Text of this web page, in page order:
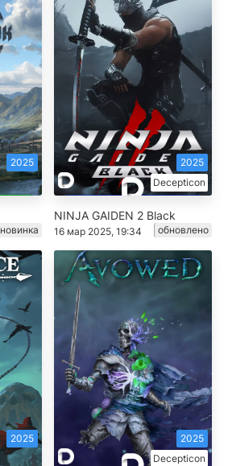
2025
новинка
Decepticon
2025
NINJA GAIDEN 2 Black
16 мар 2025, 19:34 обновлено
2025
Decepticon
2025